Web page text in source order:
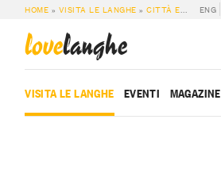
HOME » VISITA LE LANGHE »CITTÀ E PAESI »
ENG
lovelanghe
VISITA LE LANGHE EVENTI MAGAZINE